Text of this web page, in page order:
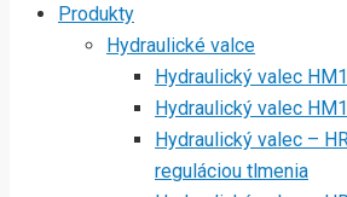
Produkty
Hydraulické valce
Hydraulický valec
Hydraulický valec
Hydraulický valec –
reguláciou tlmenia